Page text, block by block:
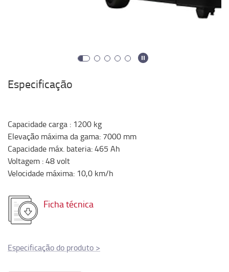
Especificação
Capacidade carga : 1200 kg
Elevação máxima da gama: 7000 mm
Capacidade máx. bateria:465 Ah
Voltagem :48volt
Velocidade máxima: 10,0 km/h
Ficha técnica
Especificação do produto >